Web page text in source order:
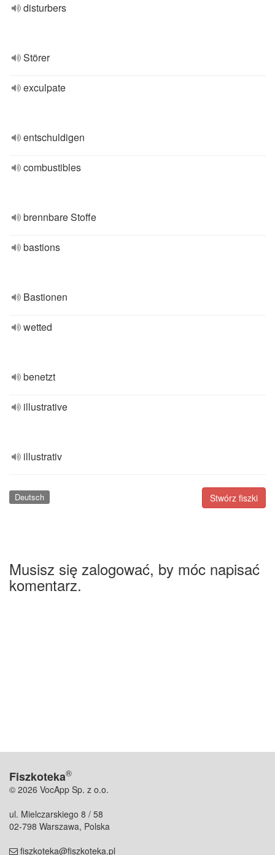
disturbers
Störer
exculpate
entschuldigen
combustibles
brennbare Stoffe
bastions
Bastionen
wetted
benetzt
illustrative
illustrativ
Stwórz fiszki
Deutsch
Musisz się zalogować, by móc napisać
komentarz.
Fiszkoteka®
© 2026 VocApp Sp. z o.o.
ul. Mielczarskiego 8 / 58
02-798 Warszawa, Polska
fiszkoteka@fiszkoteka.pl